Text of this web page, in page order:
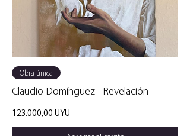
Obra única
Claudio Domínguez - Revelación
Precio
123.000,00 UYU